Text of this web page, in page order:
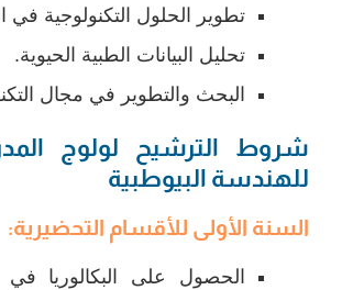
تطوير الحلول التكنولوجية
تحليل البيانات الطبية الحيوية.
البحث والتطوير في مجال
شروط الترشيح لولوج
للهندسة البيوطبية
السنة الأولى للأقسام التحضيرية:
الحصول على البكالوريا